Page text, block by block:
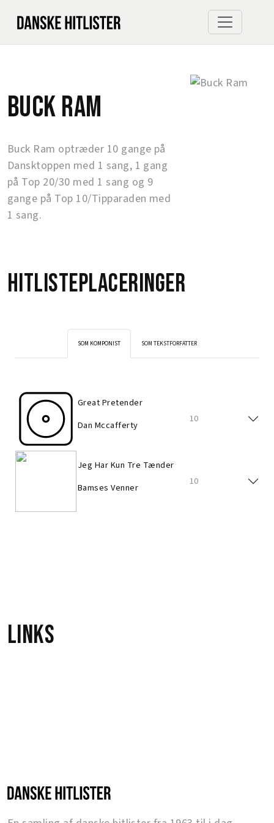
Buck Ram
Buck Ram optræder 10 gange på
Dansktoppen med 1 sang, 1 gang
på Top 20/30 med 1 sang og 9
gange på Top 10/Tipparaden med
1 sang.
Hitlisteplaceringer
SOM KOMPONIST SOM TEKSTFORFATTER
Great Pretender
Dan Mccafferty
10
Jeg Har Kun Tre Tænder
Bamses Venner
10
Links